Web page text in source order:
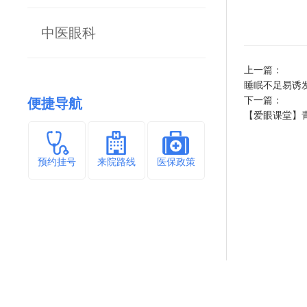
中医眼科
便捷导航
预约挂号 来院路线 医保政策
上一篇：
睡眠不足易诱
下一篇：
【爱眼课堂